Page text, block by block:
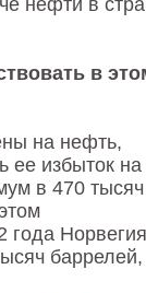
нефти в
в
на нефть,
ее избыток на
в 470 тысяч
года Норвегия
баррелей,